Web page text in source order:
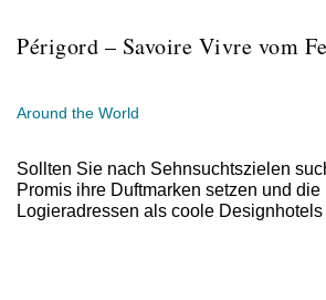
Périgord – Savoire Vivre vom
Around the World
Sollten Sie nach Sehnsuchtszielen
Promis ihre Duftmarken setzen und
Logieradressen als coole Designhotels